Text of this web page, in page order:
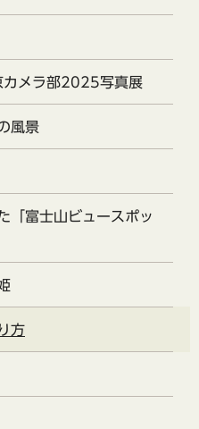
カメラ部2025写真展
風景
「富士山ビュースポッ
方